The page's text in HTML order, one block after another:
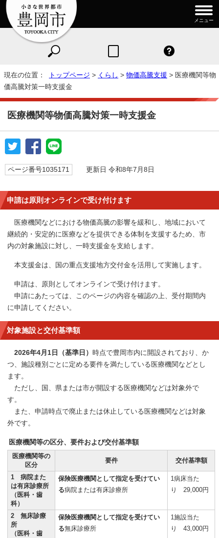
メニュー
現在の位置： トップページ > くらし > 物価高騰支援 > 医療機関等物
価高騰対策一時支援金
医療機関等物価高騰対策一時支援金
ページ番号1035171 更新日 令和8年7月8日
申請は原則オンラインで受け付けます
医療機関などにおける物価高騰の影響を緩和し、地域において
継続的・安定的に医療などを提供できる体制を支援するため、市
内の対象施設に対し、一時支援金を支給します。
本支援金は、国の重点支援地方交付金を活用して実施します。
申請は、原則としてオンラインで受け付けます。
申請にあたっては、このページの内容を確認の上、受付期間内
に申請してください。
対象施設と交付基準額
2026年4月1日（基準日） 時点で豊岡市内に開設されており、か
つ、施設種別ごとに定める要件を満たしている医療機関などとし
ます。
ただし、国、県または市が開設する医療機関などは対象外で
す。
また、申請時点で廃止または休止している医療機関などは対象
外です。
医療機関等の区分、要件および交付基準額
医療機関等の
区分
要件 交付基準額
1 病院また
は有床診療所
（医科・歯
科）
保険医療機関として指定を受けてい
る病院または有床診療所
1病床当た
り 29,000円
2 無床診療
所
（医科・歯
保険医療機関として指定を受けてい
る無床診療所
1施設当た
り 43,000円